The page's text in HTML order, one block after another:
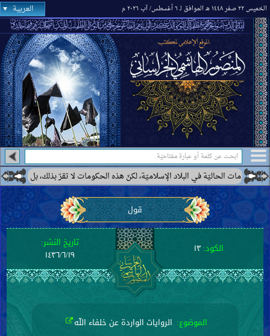
الخميس ٢٢ صفر ١٤٤٨ هـ الموافق لـ ٦ أغسطس/ آب ٢٠٢٦ م العربية
الحاليّة في البلاد الإسلاميّة، لكنّ هذه الحكومات لا تقرّ بذلك، بل ترى
قول
الكود: ١٣
تاريخ النشر:
١٤٣٦/٦/١٩
الموضوع: الروايات الواردة عن خلفاء اللّه